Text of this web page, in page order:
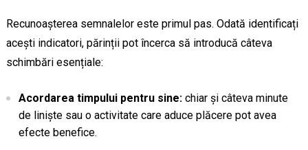
Recunoașterea semnalelor este primul pas. Odată identificați
acești indicatori, părinții pot încerca să introducă câteva
schimbări esențiale:
Acordarea timpului pentru sine:chiar și câteva minute
de liniște sau o activitate care aduce plăcere pot avea
efecte benefice.